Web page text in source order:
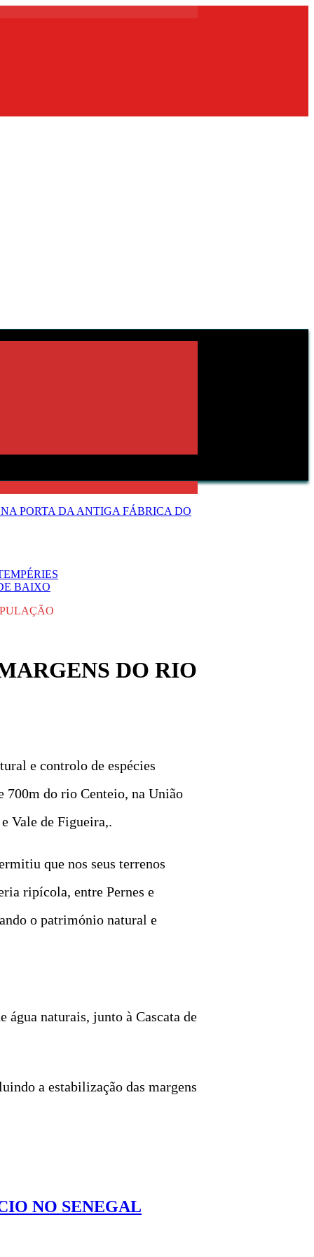
PORTA DA ANTIGA FÁBRICA DO
BAIXO
DO RIO
e controlo de espécies
do rio Centeio, na União
Vale de Figueira,.
que nos seus terrenos
ripícola, entre Pernes e
o património natural e
água naturais, junto à Cascata de
a estabilização das margens
NO SENEGAL